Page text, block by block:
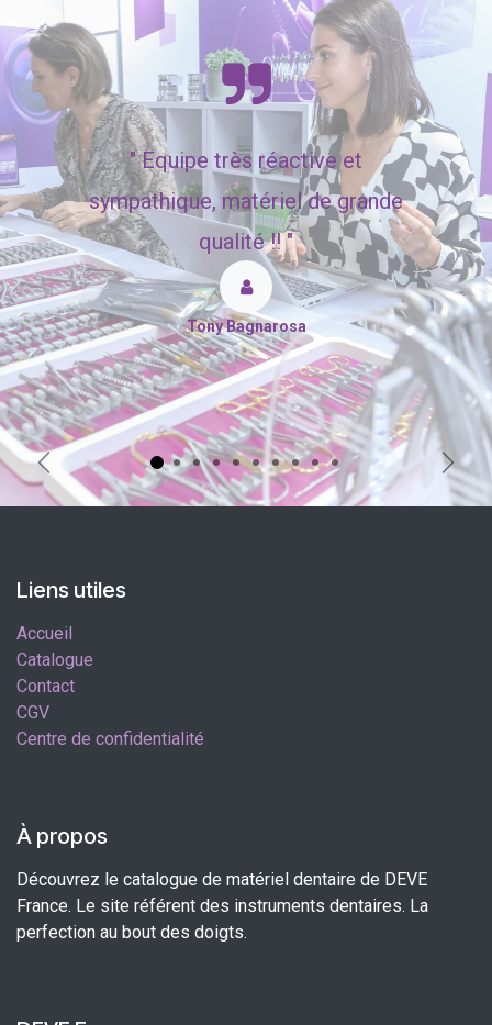
"Equipe très réactive et
sympathique, matériel de grande
qualité !! "
Tony Bagnarosa
Précédent
Liens utiles
Accueil
Catalogue
Contact
CGV
Centre de confidentialité
À propos
Découvrez le catalogue de matériel dentaire de DEVE
France. Le site référent des instruments dentaires. La
perfection au bout des doigts.